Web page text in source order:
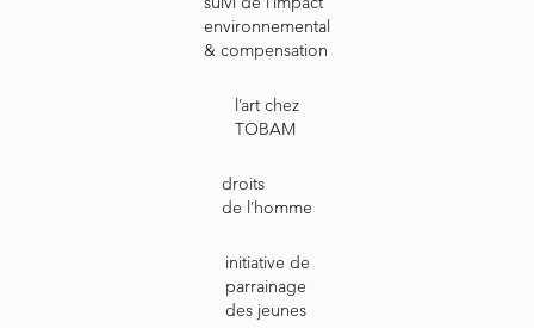
environnemental
& compensation
l’art chez
TOBAM
droits
de l’homme
initiative de
parrainage
des jeunes